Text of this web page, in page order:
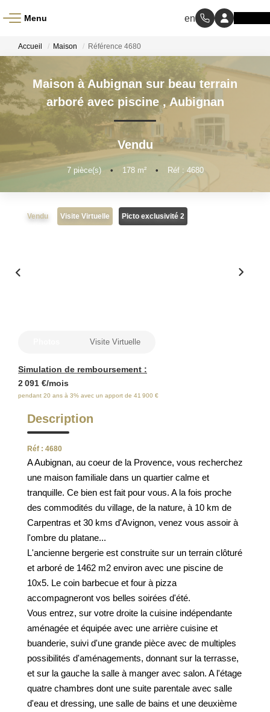
Menu
À VENDRE
À LOUER
NOS MÉTIERS
Transaction
Gestion Locative
NOS AVIS CLIENTS CERTIFIÉS
EXTRANET LOCATAIRES /
PROPRIÉTAIRES BAILLEURS
NOS ACTUALITÉS
POLITIQUE DE CONFIDENTIALITÉ
GESTION DES COOKIES
MENTIONS LÉGALES
Accueil Maison Référence 4680
Maison à Aubignan sur beau terrain
arboré avec piscine ,Aubignan
Vendu
7pièce(s) • 178m² • Réf : 4680
Vendu Visite Virtuelle Picto exclusivité 2
Simulation de remboursement :
2 091 €/mois
pendant 20 ans à 3% avec un apport de 41 900 €
Visite Virtuelle
Description
Réf : 4680
A Aubignan, au coeur de la Provence, vous recherchez
une maison familiale dans un quartier calme et
tranquille. Ce bien est fait pour vous. A la fois proche
des commodités du village, de la nature, à 10 km de
Carpentras et 30 kms d'Avignon, venez vous assoir à
l'ombre du platane...
L'ancienne bergerie est construite sur un terrain clôturé
et arboré de 1462 m2 environ avec une piscine de
10x5. Le coin barbecue et four à pizza
accompagneront vos belles soirées d'été.
Vous entrez, sur votre droite la cuisine indépendante
aménagée et équipée avec une arrière cuisine et
buanderie, suivi d'une grande pièce avec de multiples
possibilités d'aménagements, donnant sur la terrasse,
et sur la gauche la salle à manger avec salon. A l'étage
quatre chambres dont une suite parentale avec salle
d'eau et dressing, une salle de bains et une deuxième